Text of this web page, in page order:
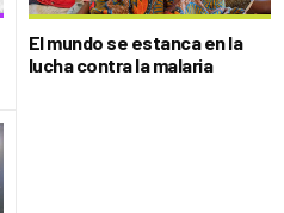
El mundo se estanca en la
lucha contra la malaria